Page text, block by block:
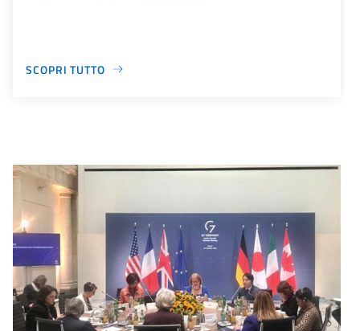
SCOPRI TUTTO